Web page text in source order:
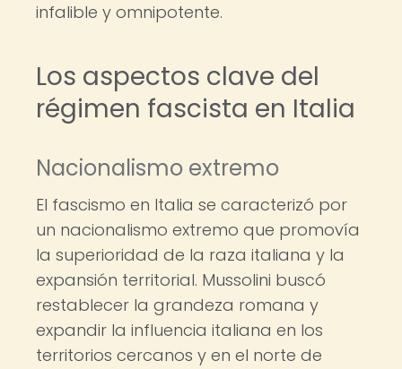
infalible y omnipotente.
Los aspectos clave del
régimen fascista en Italia
Nacionalismo extremo
El fascismo en Italia se caracterizó por
un nacionalismo extremo que promovía
la superioridad de la raza italiana y la
expansión territorial. Mussolini buscó
restablecer la grandeza romana y
expandir la influencia italiana en los
territorios cercanos y en el norte de